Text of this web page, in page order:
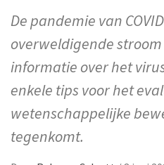
De pandemie van
overweldigende
informatie over het
enkele tips voor het
wetenschappelijke
tegenkomt.